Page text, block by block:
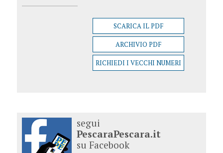
SCARICA IL PDF
ARCHIVIO PDF
RICHIEDI I VECCHI NUMERI
segui
PescaraPescara.it
su Facebook